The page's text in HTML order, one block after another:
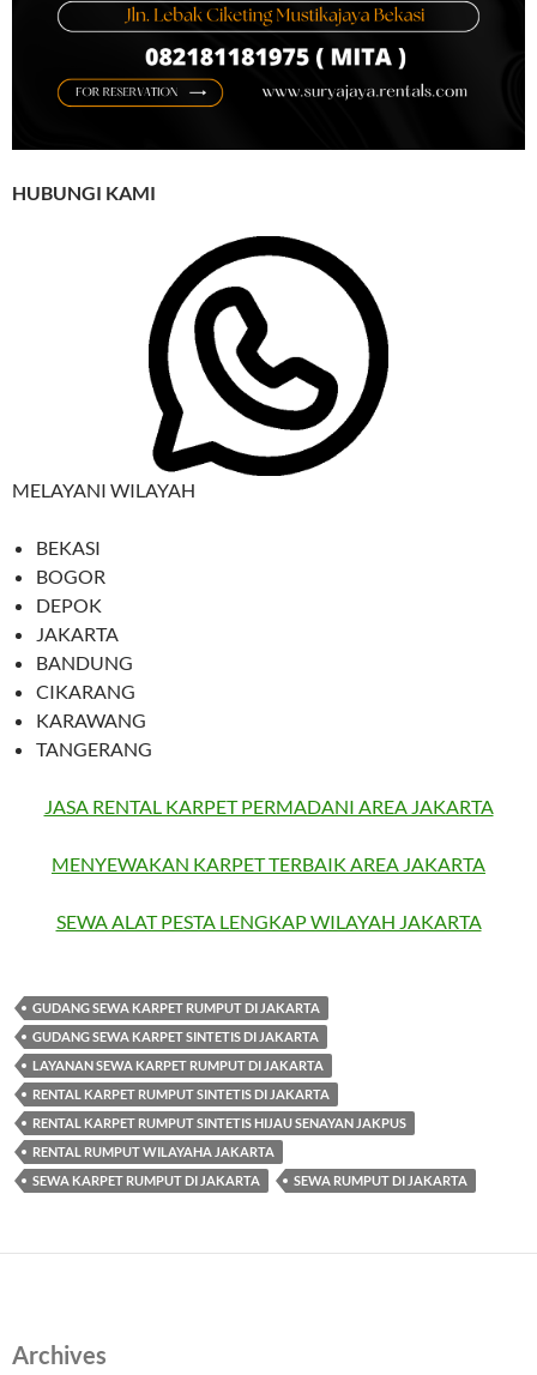
HUBUNGI KAMI
MELAYANI WILAYAH
BEKASI
BOGOR
DEPOK
JAKARTA
BANDUNG
CIKARANG
KARAWANG
TANGERANG
JASA RENTAL KARPET PERMADANI AREA JAKARTA
MENYEWAKAN KARPET TERBAIK AREA JAKARTA
SEWA ALAT PESTA LENGKAP WILAYAH JAKARTA
GUDANG SEWA KARPET RUMPUT DI JAKARTA
GUDANG SEWA KARPET SINTETIS DI JAKARTA
LAYANAN SEWA KARPET RUMPUT DI JAKARTA
RENTAL KARPET RUMPUT SINTETIS DI JAKARTA
RENTAL KARPET RUMPUT SINTETIS HIJAU SENAYAN JAKPUS
RENTAL RUMPUT WILAYAHA JAKARTA
SEWA KARPET RUMPUT DI JAKARTA
SEWA RUMPUT DI JAKARTA
Archives